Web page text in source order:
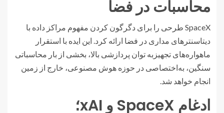
محاسبات در فضا
SpaceX طرحی را برای دگرگون کردن مفهوم مراکز داده با
دیتاسنترهای مداری در فضا ارائه کرد. این ایده با استقرار
ماهواره‌های تجهیزبه توان پردازشی بالا، بخشی از بار محاسباتی
سنگین، به‌اختصاصی در حوزه هوش مصنوعی، خارج از زمین
انجام خواهد شد.
ادغام SpaceX و xAI؛